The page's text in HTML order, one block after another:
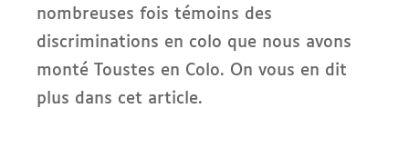
nombreuses fois témoins des
discriminations en colo que nous avons
monté Toustes en Colo. On vous en dit
plus dans cet article.